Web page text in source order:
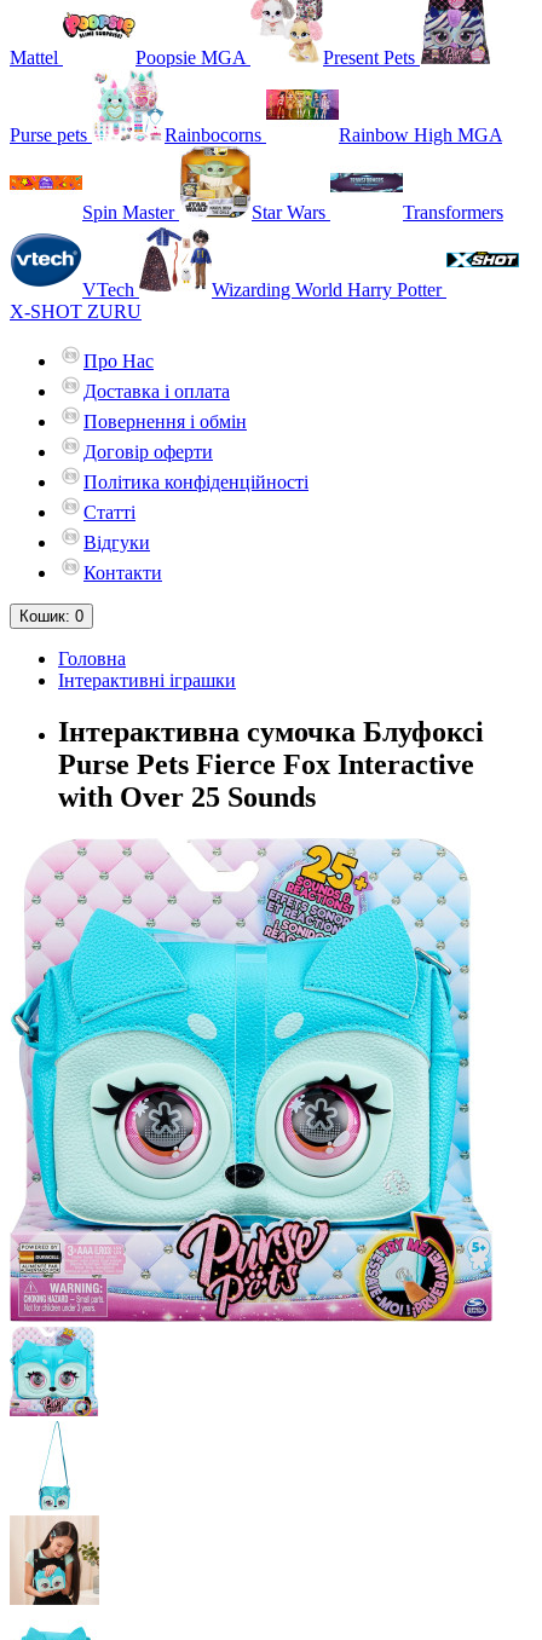
Mattel Poopsie MGA Present Pets
Purse pets Rainbocorns Rainbow High MGA
Spin Master Star Wars Transformers
VTech
Wizarding World Harry Potter
X-SHOT ZURU
Про Нас
Доставка і оплата
Повернення і обмін
Договір оферти
Політика конфіденційності
Статті
Відгуки
Контакти
Кошик: 0
Головна
Інтерактивні іграшки
Інтерактивна сумочка Блуфоксі
Purse Pets Fierce Fox Interactive
with Over 25 Sounds